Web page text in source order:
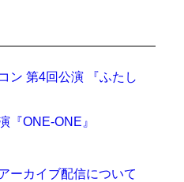
ン 第4回公演 『ふたし
『ONE-ONE』
ーカイブ配信について